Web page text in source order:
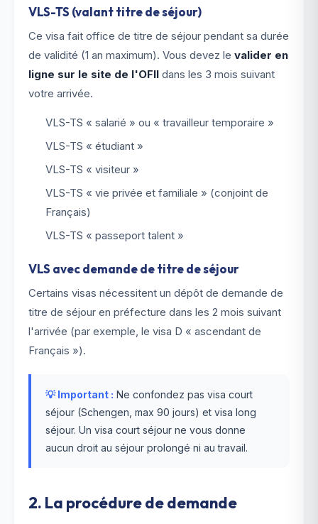
VLS-TS (valant titre de séjour)
Ce visa fait office de titre de séjour pendant sa durée
de validité (1 an maximum). Vous devez le valider en
ligne sur le site de l'OFII dans les 3 mois suivant
votre arrivée.
VLS-TS « salarié » ou « travailleur temporaire »
VLS-TS « étudiant »
VLS-TS « visiteur »
VLS-TS « vie privée et familiale » (conjoint de
Français)
VLS-TS « passeport talent »
VLS avec demande de titre de séjour
Certains visas nécessitent un dépôt de demande de
titre de séjour en préfecture dans les 2 mois suivant
l'arrivée (par exemple, le visa D « ascendant de
Français »).
💡 Important : Ne confondez pas visa court
séjour (Schengen, max 90 jours) et visa long
séjour. Un visa court séjour ne vous donne
aucun droit au séjour prolongé ni au travail.
2. La procédure de demande